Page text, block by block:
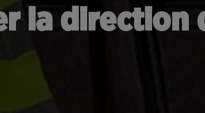
la direction